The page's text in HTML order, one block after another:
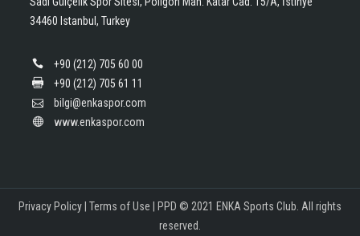
Avrupa
34460 Istanbul, Turkey
+90 (212) 705 60 00
+90 (212) 705 61 11
bilgi@enkaspor.com
www.enkaspor.com
Privacy Policy| Terms of Use | PPD © 2021 ENKA Sports Club. All rights
reserved.